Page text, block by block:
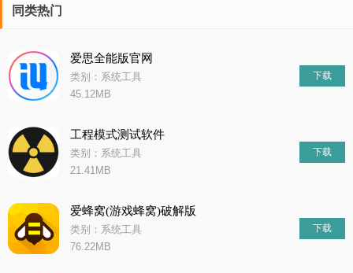
同类热门
爱思全能版官网
类别：系统工具
45.12MB
下载
工程模式测试软件
类别：系统工具
21.41MB
下载
爱蜂窝(游戏蜂窝)破解版
类别：系统工具
76.22MB
下载